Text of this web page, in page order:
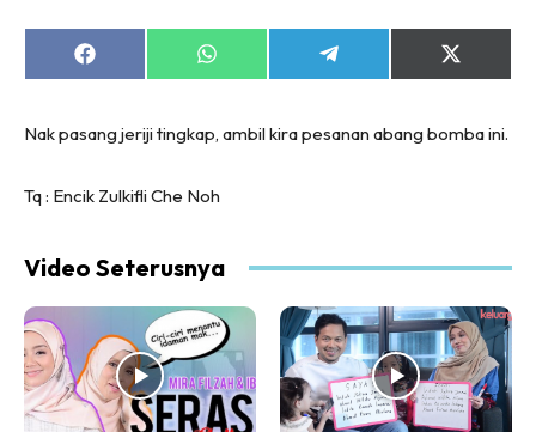
Share
on
Share
on
Share
on
Share
on
Nak pasang jeriji tingkap, ambil kira pesanan abang bomba ini.
Tq : Encik Zulkifli Che Noh
Video Seterusnya